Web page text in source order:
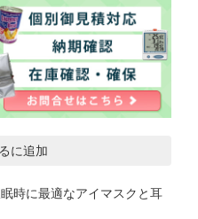
に追加
時に最適なアイマスクと耳